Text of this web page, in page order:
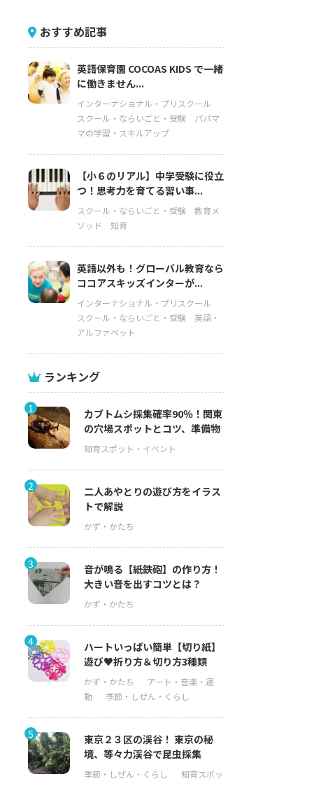
おすすめ記事
英語保育園 COCOAS KIDS で一緒
に働きません...
インターナショナル・プリスクール
スクール・ならいごと・受験
パパマ
マの学習・スキルアップ
【小６のリアル】中学受験に役立
つ！思考力を育てる習い事...
スクール・ならいごと・受験
教育メ
ソッド
知育
英語以外も！グローバル教育なら
ココアスキッズインターが...
インターナショナル・プリスクール
スクール・ならいごと・受験
英語・
アルファベット
ランキング
1
カブトムシ採集確率90％！関東
の穴場スポットとコツ、準備物
2
二人あやとりの遊び方をイラス
トで解説
3
音が鳴る【紙鉄砲】の作り方！
大きい音を出すコツとは？
4
ハートいっぱい簡単【切り紙】
遊び♥折り方＆切り方3種類
5
東京２３区の渓谷！ 東京の秘
境、等々力渓谷で昆虫採集